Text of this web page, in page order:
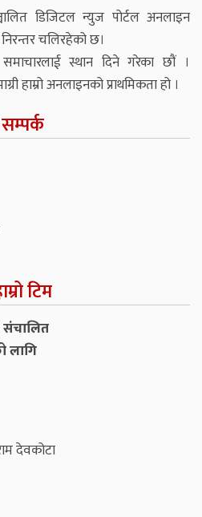
डिजिटल न्युज पोर्टल अनलाइन
चलिरहेको छ।
स्थान दिने गरेका छौं ।
हाम्रो अनलाइनको प्राथमिकता हो ।
सम्पर्क
टिम
संचालित
लागि
देवकोटा